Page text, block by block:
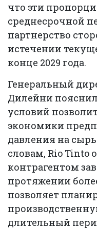
что эти
среднесрочной
партнерство
истечении
конце 2029 года.
Генеральный
Дилейни
условий
экономики
давления на
словам, Rio Tinto
контрагентом
протяжении
позволяет
длительный